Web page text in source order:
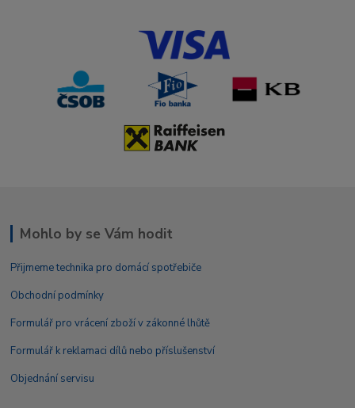
Mohlo by se Vám hodit
Přijmeme technika pro domácí spotřebiče
Obchodní podmínky
Formulář pro vrácení zboží v zákonné lhůtě
Formulář k reklamaci dílů nebo příslušenství
Objednání servisu